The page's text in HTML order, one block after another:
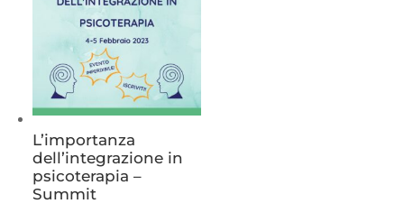
L’importanza
dell’integrazione in
psicoterapia –
Summit